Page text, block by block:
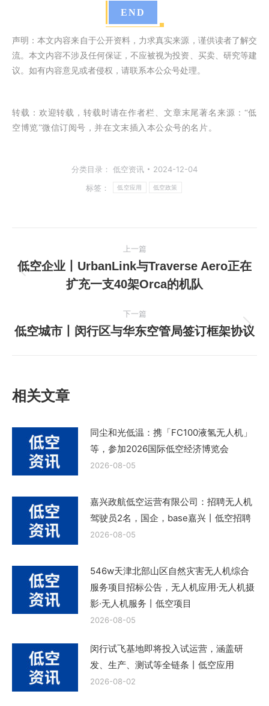
END
声明：本文内容来自于公开资料，力求真实来源，谨供读者了解交
流。本文内容不涉及任何保证，不应被视为投资、买卖、研究等建
议。如有内容意见或者侵权，请联系本公众号处理。
转载： 欢迎转载，转载时请在作者栏、文章末尾著名来源：“低
空博览”微信订阅号，并在文末插入本公众号的名片。
分类目录： 低空资讯
2024-12-04
标签：
低空应用 低空政策
章
航
上一篇
一
篇
文
低空企业丨UrbanLink与Traverse Aero正在
扩充一支40架Orca的机队
下一篇
下
低空城市丨闵行区与华东空管局签订框架协议
相关文章
同尘和光低温：携「FC100液氢无人机」
等，参加2026国际低空经济博览会
2026-08-05
嘉兴政航低空运营有限公司：招聘无人机
驾驶员2名，国企，base嘉兴丨低空招聘
2026-08-05
546w天津北部山区自然灾害无人机综合
服务项目招标公告，无人机应用·无人机摄
影·无人机服务丨低空项目
2026-08-05
闵行试飞基地即将投入试运营，涵盖研
发、生产、测试等全链条丨低空应用
2026-08-02